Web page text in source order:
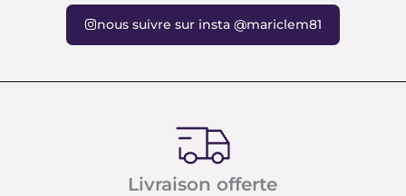
nous suivre sur insta @mariclem81
Livraison offerte